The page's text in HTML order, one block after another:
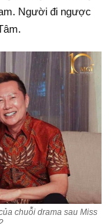
Người đi ngược
chuỗi drama sau Miss